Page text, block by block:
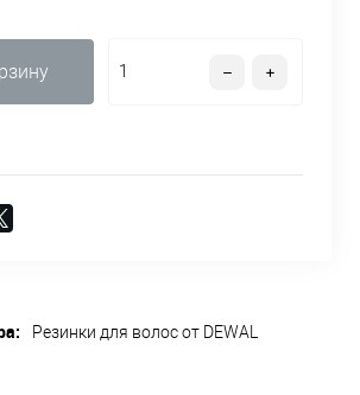
Резинки для волос от DEWAL